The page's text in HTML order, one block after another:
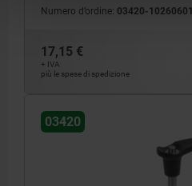
Numero d’ordine: 03420-
17,15 €
+ IVA
più le spese di spedizione
03420